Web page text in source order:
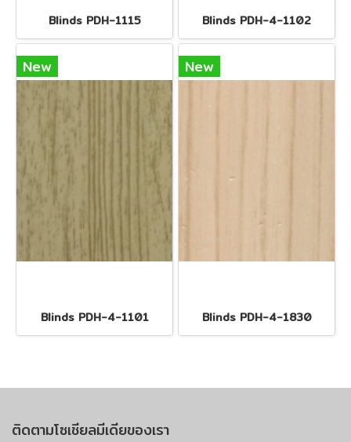
Blinds PDH-1115 Blinds PDH-4-1102
New
Blinds PDH-4-1101
New
Blinds PDH-4-1830
ติดตามโซเชียลมีเดียของเรา